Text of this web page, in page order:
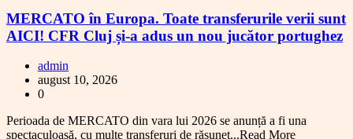
MERCATO în Europa. Toate transferurile verii sunt
AICI! CFR Cluj și-a adus un nou jucător portughez
admin
august 10, 2026
0
Perioada de MERCATO din vara lui 2026 se anunță a fi una
spectaculoasă, cu multe transferuri de răsunet...Read More